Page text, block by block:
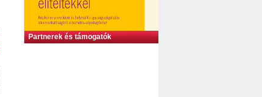
Partnerek és támogatók